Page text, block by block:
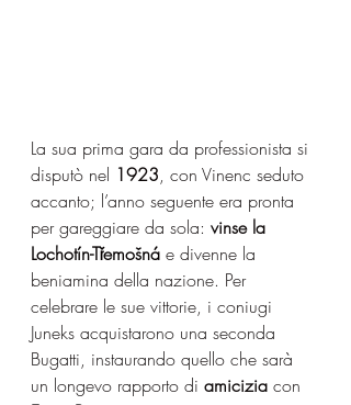
La sua prima gara da professionista si
disputò nel 1923, con Vinenc seduto
accanto; l’anno seguente era pronta
per gareggiare da sola: vinse la
Lochotín-Třemošná e divenne la
beniamina della nazione. Per
celebrare le sue vittorie, i coniugi
Juneks acquistarono una seconda
Bugatti, instaurando quello che sarà
un longevo rapporto di amicizia con